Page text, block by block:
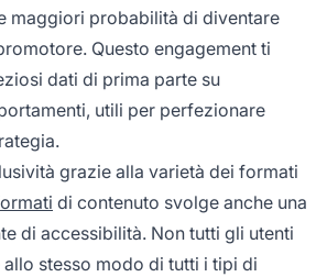
maggiori probabilità di diventare
Questo engagement ti
dati di prima parte su
utili per perfezionare
grazie alla varietà dei formati
di contenuto svolge anche una
di accessibilità. Non tutti gli utenti
stesso modo di tutti i tipi di